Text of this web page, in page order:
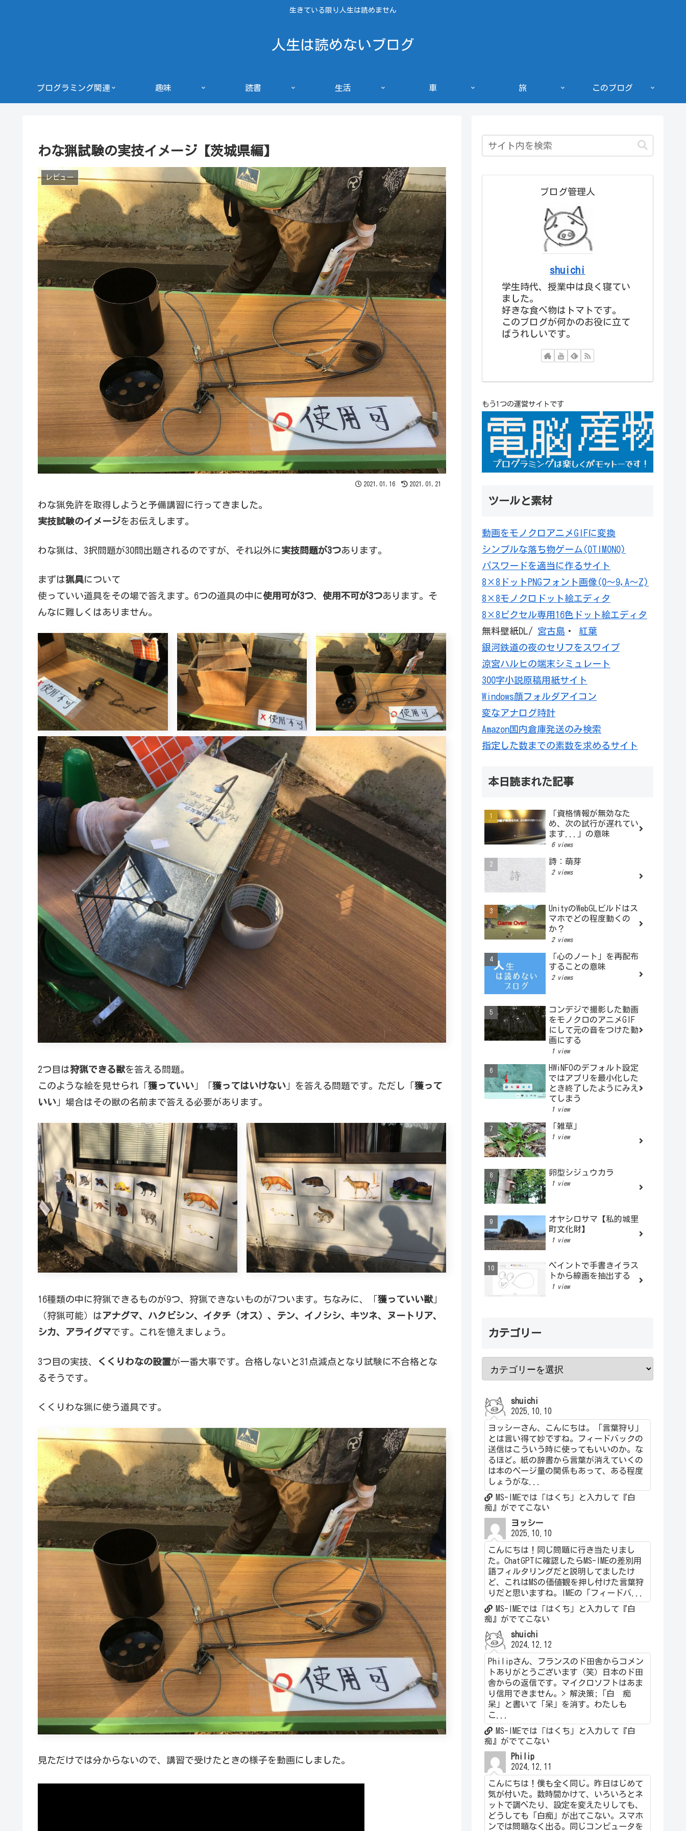
生きている限り人生は読めません
人生は読めないブログ
プログラミング関連 趣味 読書 生活 車 旅 このブログ
わな猟試験の実技イメージ【茨城県編】
レビュー
2021.01.16 2021.01.21
わな猟免許を取得しようと予備講習に行ってきました。
実技試験のイメージをお伝えします。
わな猟は、3択問題が30問出題されるのですが、それ以外に実技問題が3つあります。
まずは猟具について
使っていい道具をその場で答えます。6つの道具の中に使用可が3つ、 使用不可が3つあります。そ
んなに難しくはありません。
2つ目は狩猟できる獣を答える問題。
このような絵を見せられ「獲っていい 」「獲ってはいけない 」を答える問題です。ただし「獲って
いい 」場合はその獣の名前まで答える必要があります。
16種類の中に狩猟できるものが9つ、狩猟できないものが7ついます。ちなみに、「 獲っていい獣
（狩猟可能）は アナグマ、ハクビシン、イタチ（オス）、テン、イノシシ、キツネ、ヌートリア、
シカ、アライグマです。これを憶えましょう。
3つ目の実技、 くくりわなの設置が一番大事です。合格しないと31点減点となり試験に不合格とな
るそうです。
くくりわな猟に使う道具です。
見ただけでは分からないので、講習で受けたときの様子を動画にしました。
ブログ管理人
shuichi
学生時代、授業中は良く寝てい
ました。
好きな食べ物はトマトです。
このブログが何かのお役に立て
ばうれしいです。
もう1つの運営サイトです
ツールと素材
動画をモノクロアニメGIFに変換
シンプルな落ち物ゲーム(OTIMONO)
パスワードを適当に作るサイト
8×8ドットPNGフォント画像(0～9,A～Z)
8×8モノクロドット絵エディタ
8×8ピクセル専用16色ドット絵エディタ
無料壁紙DL/ 宮古島 ・ 紅葉
銀河鉄道の夜のセリフをスワイプ
涼宮ハルヒの端末シミュレート
300字小説原稿用紙サイト
Windows顔フォルダアイコン
変なアナログ時計
Amazon国内倉庫発送のみ検索
指定した数までの素数を求めるサイト
本日読まれた記事
「資格情報が無効なた
め、次の試行が遅れてい
ます...」の意味
6 views
詩：萌芽
2 views
UnityのWebGLビルドはス
マホでどの程度動くの
か？
2 views
「心のノート」を再配布
することの意味
2 views
コンデジで撮影した動画
をモノクロのアニメGIF
にして元の音をつけた動
画にする
1 view
HWiNFOのデフォルト設定
ではアプリを最小化した
とき終了したようにみえ
てしまう
1 view
「雑草」
1 view
卵型シジュウカラ
1 view
オヤシロサマ【私的城里
町文化財】
1 view
ペイントで手書きイラス
トから線画を抽出する
1 view
カテゴリー
shuichi
2025.10.10
ヨッシーさん、こんにちは。「言葉狩り」
とは言い得て妙ですね。フィードバックの
送信はこういう時に使ってもいいのか。な
るほど。紙の辞書から言葉が消えていくの
は本のページ量の関係もあって、ある程度
しょうがな...
MS-IMEでは「はくち」と入力して『白
痴』がでてこない
ヨッシー
2025.10.10
こんにちは！同じ問題に行き当たりまし
た。ChatGPTに確認したらMS-IMEの差別用
語フィルタリングだと説明してましたけ
ど、これはMSの価値観を押し付けた言葉狩
りだと思いますね。IMEの「フィードバ...
MS-IMEでは「はくち」と入力して『白
痴』がでてこない
shuichi
2024.12.12
Philipさん、フランスのド田舎からコメン
トありがとうございます（笑）日本のド田
舎からの返信です。マイクロソフトはあま
り信用できません。> 解決策;「白 痴
呆」と書いて「呆」を消す。わたしも
こ...
MS-IMEでは「はくち」と入力して『白
痴』がでてこない
Philip
2024.12.11
こんにちは！僕も全く同じ。昨日はじめて
気が付いた。数時間かけて、いろいろとネ
ットで調べたり、設定を変えたりしても、
どうしても「白痴」が出てこない。スマホ
ンでは問題なく出る。同じコンピュータを